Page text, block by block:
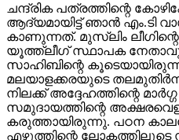
ചന്ദ്രിക പത്രത്തിന്റെ
ആദ്യമായിട്ട് ഞാന്‍ എം.ടി
കാണുന്നത്. മുസ്ലിം
യൂത്ത്ലീഗ് സ്ഥാപക
സാഹിബിന്റെ
മലയാളക്കരയുടെ
നിലക്ക് അദ്ദേഹത്തിന്റെ
സമുദായത്തിന്റെ
കരുത്തായിരുന്നു. പഠന
എഴുത്തിന്റെ ലോകത്തിലൂടെ